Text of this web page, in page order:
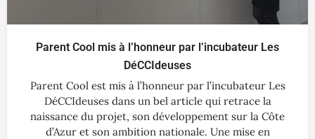
Parent Cool mis à l’honneur par l’incubateur Les
DéCCIdeuses
Parent Cool est mis à l’honneur par l’incubateur Les
DéCCIdeuses dans un bel article qui retrace la
naissance du projet, son développement sur la Côte
d’Azur et son ambition nationale. Une mise en